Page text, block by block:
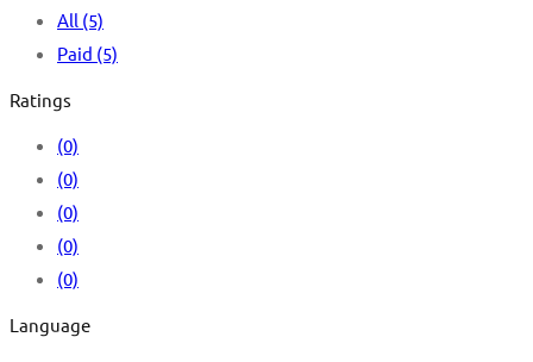
All (5)
Paid (5)
Ratings
(0)
(0)
(0)
(0)
(0)
Language